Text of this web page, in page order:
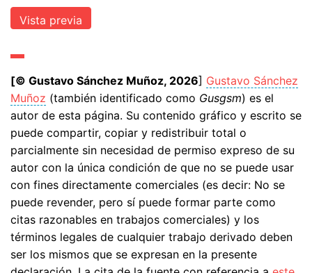
[© Gustavo Sánchez Muñoz, 2026] Gustavo Sánchez
Muñoz (también identificado como Gusgsm) es el
autor de esta página. Su contenido gráfico y escrito se
puede compartir, copiar y redistribuir total o
parcialmente sin necesidad de permiso expreso de su
autor con la única condición de que no se puede usar
con fines directamente comerciales (es decir: No se
puede revender, pero sí puede formar parte como
citas razonables en trabajos comerciales) y los
términos legales de cualquier trabajo derivado deben
ser los mismos que se expresan en la presente